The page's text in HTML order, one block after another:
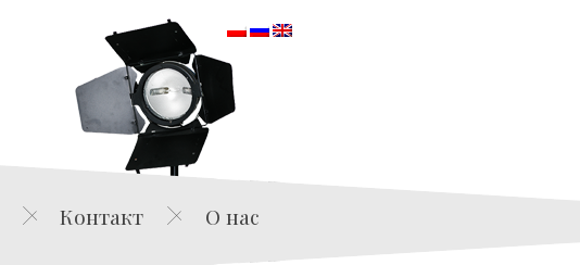
Agencja Aktorska
Контакт О нас